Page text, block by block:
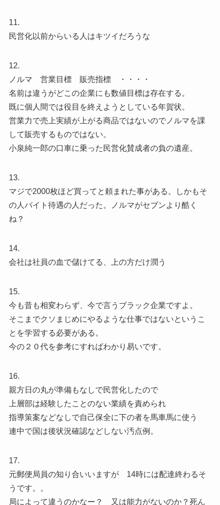
11.
民営化以前からいる人はキツイだろうな
12.
ノルマ 営業目標 販売指標 ・・・・
名前は違うがどこの企業にも数値目標は存在する。
既に個人間では役目を終えようとしている年賀状。
営業力で売上実績が上がる商品ではないのでノルマを課
して販売するものではない。
小泉純一郎の口車に乗った民営化賛成者の負の遺産。
13.
マジで2000枚ほど買ってと頼まれた事がある。しかもそ
の人バイト待遇の人だった。ノルマがセブンより酷く
ね？
14.
会社は社員の血で儲けてる、上の方だけ潤う
15.
今も昔も相変わらず、今で言うブラック企業ですよ。
そこまでクソまじめにやるような仕事ではないというこ
とを学習する必要がある。
今の２０代を参考にすればわかり易いです。
16.
親方日の丸が準備もなしで民営化したので
上層部は経験したことのない業績を責められ
指導策案などなしで自己保全に下の者を馬車馬に使う
連中で国は後状況確認などしない汚点例。
17.
元郵便局員の知り合いいますが 14時には配達終わるそ
うです。。
局によって違うのかなー？ 又は能力がないのか？死ん